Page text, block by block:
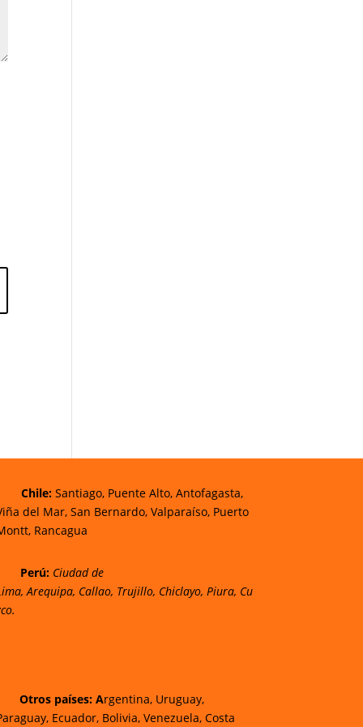
Chile:Santiago, Puente Alto, Antofagasta,
del Mar, San Bernardo, Valparaíso, Puerto
Rancagua
Perú: Ciudad de
,Arequipa, Callao, Trujillo, Chiclayo, Piura, Cu
Otros países: Argentina, Uruguay,
Ecuador, Bolivia, Venezuela, Costa